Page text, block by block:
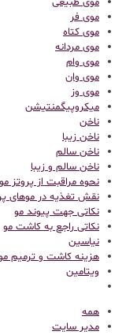
موی فر
موی کتاه
موی مردانه
موی وام
موی وان
موی وز
میکروپیگمنتیشن
ناخن
ناخن زیبا
ناخن سالم
ناخن سالم و زیبا
نحوه مراقبت از پروتز مو
نقش تغذیه در موهای
نکاتی جهت پیوند مو
نکاتی راجع به کاشت مو
نیاسین
هزینه کاشت و ترمیم
ویتامین
همه
مدیر سایت